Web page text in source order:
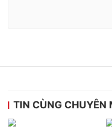
TIN CÙNG CHUYÊN